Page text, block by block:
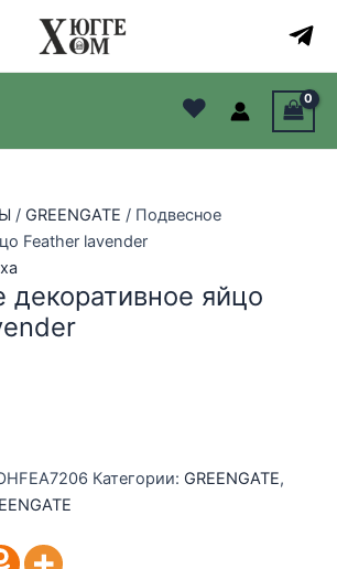
♥
/ GREENGATE / Подвесное
Feather lavender
декоративное яйцо
Категории: GREENGATE,